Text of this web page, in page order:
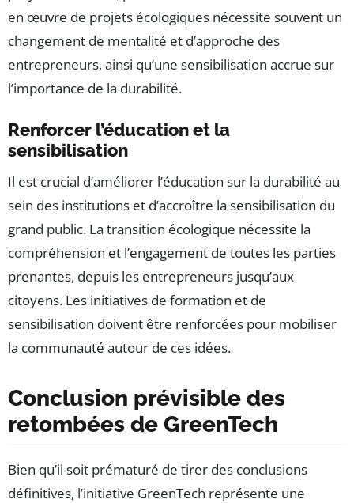
en œuvre de projets écologiques nécessite souvent un
changement de mentalité et d’approche des
entrepreneurs, ainsi qu’une sensibilisation accrue sur
l’importance de la durabilité.
Renforcer l’éducation et la
sensibilisation
Il est crucial d’améliorer l’éducation sur la durabilité au
sein des institutions et d’accroître la sensibilisation du
grand public. La transition écologique nécessite la
compréhension et l’engagement de toutes les parties
prenantes, depuis les entrepreneurs jusqu’aux
citoyens. Les initiatives de formation et de
sensibilisation doivent être renforcées pour mobiliser
la communauté autour de ces idées.
Conclusion prévisible des
retombées de GreenTech
Bien qu’il soit prématuré de tirer des conclusions
définitives, l’initiative GreenTech représente une